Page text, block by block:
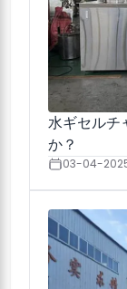
水ギセルチ
か？
03-04-